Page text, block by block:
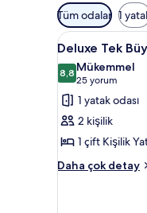
Odalar
için
mevcut
filtreler
Tüm odalar 1
Deluxe
Tek
Büyük
Yataklı
Oda
için
tüm
fotoğrafları
7
Deluxe Tek
8,88,8 / 10
Mükemmel
25 yorum
(25
yorum)
1 yatak odası
2 kişilik
1 çift Kişilik
Daha çok detay
Deluxe